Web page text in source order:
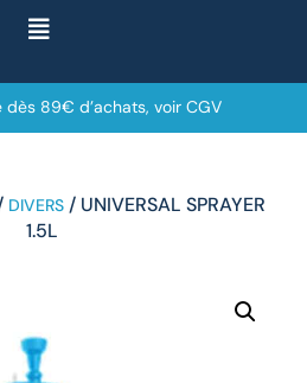
dès 89€ d’achats, voir CGV
DIVERS / UNIVERSAL SPRAYER
1.5L